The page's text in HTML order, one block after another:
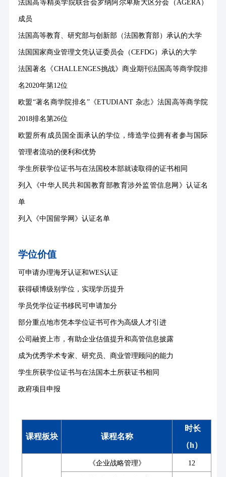
法国高等精英学院联合会罗纳阿尔卑斯大区分会（AGERA）
成员
法国高等教育、研究部与创新部（法国教育部）承认的大学
法国国家商业管理文凭认证委员会（CEFDG）承认的大学
法国著名《CHALLENGES挑战》商业期刊法国高等商学院排
名2020年第12位
欧盟“著名商学院排名”《ETUDIANT 杂志》法国高等商学院
2018排名第26位
欧盟所有成员国全面承认的学位，缔造学位拥有者参与国际
管理者流动的便利和优势
学生所获学位证书与在法国校本部就读取得的证书相同
列入《中华人民共和国教育部教育涉外监管信息网》认证名
单
列入《中国留学网》认证名单
学位价值
可申请办理海牙认证和WES认证
获得硕博级别学位，实现学历提升
学员凭学位证书移民可申请加分
部分重点地市凭本学位证书可作为高级人才引进
公司融资上市，有助企业估值提升和高管信息披露
成为优秀学术专家、研究员、商业管理顾问的能力
学生所获学位证书与在法国本土所获证书相同
政府项目申报
课程板块 课程名称
时长
（h）
《企业战略管理》 12